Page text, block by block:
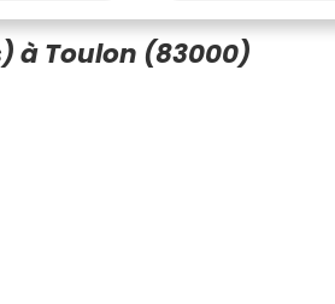
à Toulon (83000)